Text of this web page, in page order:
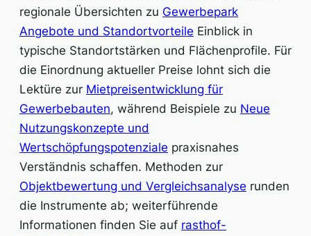
regionale Übersichten zu Gewerbepark
Angebote und Standortvorteile Einblick in
typische Standortstärken und Flächenprofile. Für
die Einordnung aktueller Preise lohnt sich die
Lektüre zur Mietpreisentwicklung für
Gewerbebauten, während Beispiele zu Neue
Nutzungskonzepte und
Wertschöpfungspotenziale praxisnahes
Verständnis schaffen. Methoden zur
Objektbewertung und Vergleichsanalyse runden
die Instrumente ab; weiterführende
Informationen finden Sie auf rasthof-